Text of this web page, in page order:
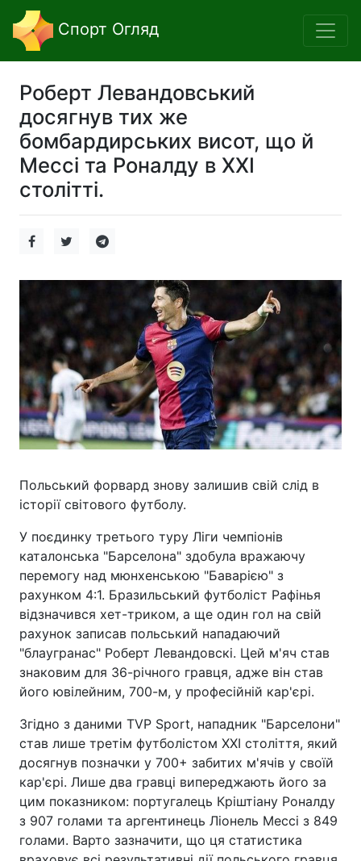
Спорт Огляд
Роберт Левандовський
досягнув тих же
бомбардирських висот, що й
Мессі та Роналду в XXI
столітті.
Польський форвард знову залишив свій слід в
історії світового футболу.
У поєдинку третього туру Ліги чемпіонів
каталонська "Барселона" здобула вражаючу
перемогу над мюнхенською "Баварією" з
рахунком 4:1. Бразильський футболіст Рафінья
відзначився хет-триком, а ще один гол на свій
рахунок записав польський нападаючий
"блаугранас" Роберт Левандовскі. Цей м'яч став
знаковим для 36-річного гравця, адже він став
його ювілейним, 700-м, у професійній кар'єрі.
Згідно з даними TVP Sport, нападник "Барселони"
став лише третім футболістом XXI століття, який
досягнув позначки у 700+ забитих м'ячів у своїй
кар'єрі. Лише два гравці випереджають його за
цим показником: португалець Кріштіану Роналду
з 907 голами та аргентинець Ліонель Мессі з 849
голами. Варто зазначити, що ця статистика